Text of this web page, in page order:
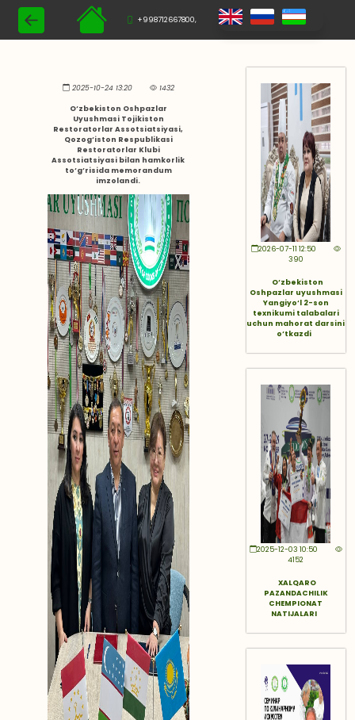
+998712667800,
2025-10-24 13:20 1432
O‘zbekiston Oshpazlar
Uyushmasi Tojikiston
Restoratorlar Assotsiatsiyasi,
Qozog‘iston Respublikasi
Restoratorlar Klubi
Assotsiatsiyasi bilan hamkorlik
to‘g‘risida memorandum
imzolandi.
2026-07-11 12:50
390
O‘zbekiston
Oshpazlar uyushmasi
Yangiyo‘l 2-son
texnikumi talabalari
uchun mahorat darsini
o‘tkazdi
2025-12-03 10:50
4152
XALQARO
PAZANDACHILIK
CHEMPIONAT
NATIJALARI